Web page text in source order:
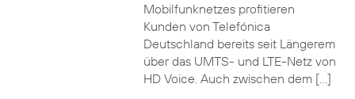
Mobilfunknetzes profitieren
Kunden von Telefónica
Deutschland bereits seit Längerem
über das UMTS- und LTE-Netz von
HD Voice. Auch zwischen dem […]